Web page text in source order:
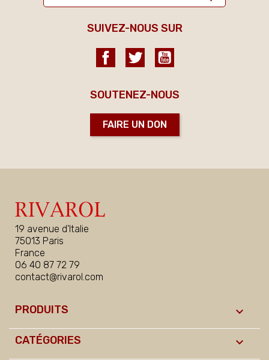
SUIVEZ-NOUS SUR
FacebookTwitter
SOUTENEZ-NOUS
FAIRE UN DON
19 avenue d'Italie
75013 Paris
France
06 40 87 72 79
contact@rivarol.com
PRODUITS 
CATÉGORIES 